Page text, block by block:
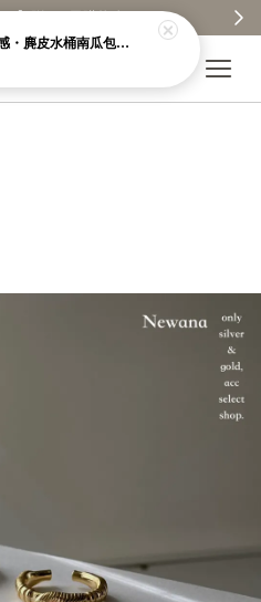
𝐧𝐞𝐰𝐚𝐧𝐚 韓系霧面感・麂皮水桶南瓜包｜通勤日常包｜高級皮革｜現貨＋預購【nk62】